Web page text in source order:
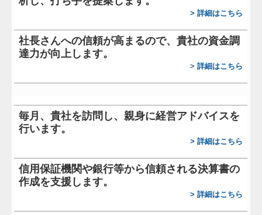
社長メニューASP版
関与先向け融資商品ご紹介
個人情報の取扱
>詳細はこちら
社長さんへの信頼が高まるので、貴社の資金調
達力が向上します。
>詳細はこちら
毎月、貴社を訪問し、親身に経営アドバイスを
行います。
>詳細はこちら
信用保証機関や銀行等から信頼される決算書の
作成を支援します。
>詳細はこちら